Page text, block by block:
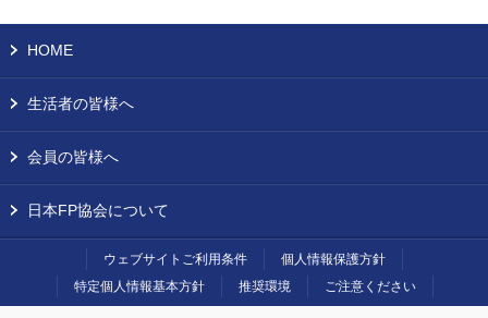
HOME
生活者の皆様へ
会員の皆様へ
日本FP協会について
ウェブサイトご利用条件
個人情報保護方針
特定個人情報基本方針
推奨環境 ご注意ください